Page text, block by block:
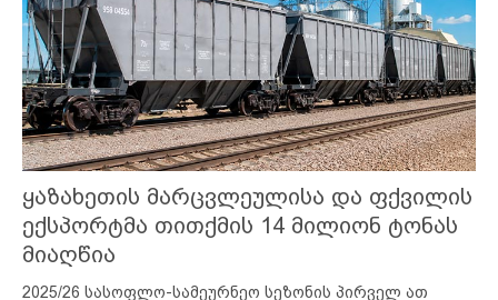
ყაზახეთის მარცვლეულისა და ფქვილის
ექსპორტმა თითქმის 14 მილიონ ტონას
მიაღწია
2025/26 სასოფლო-სამეურნეო სეზონის პირველ ათ